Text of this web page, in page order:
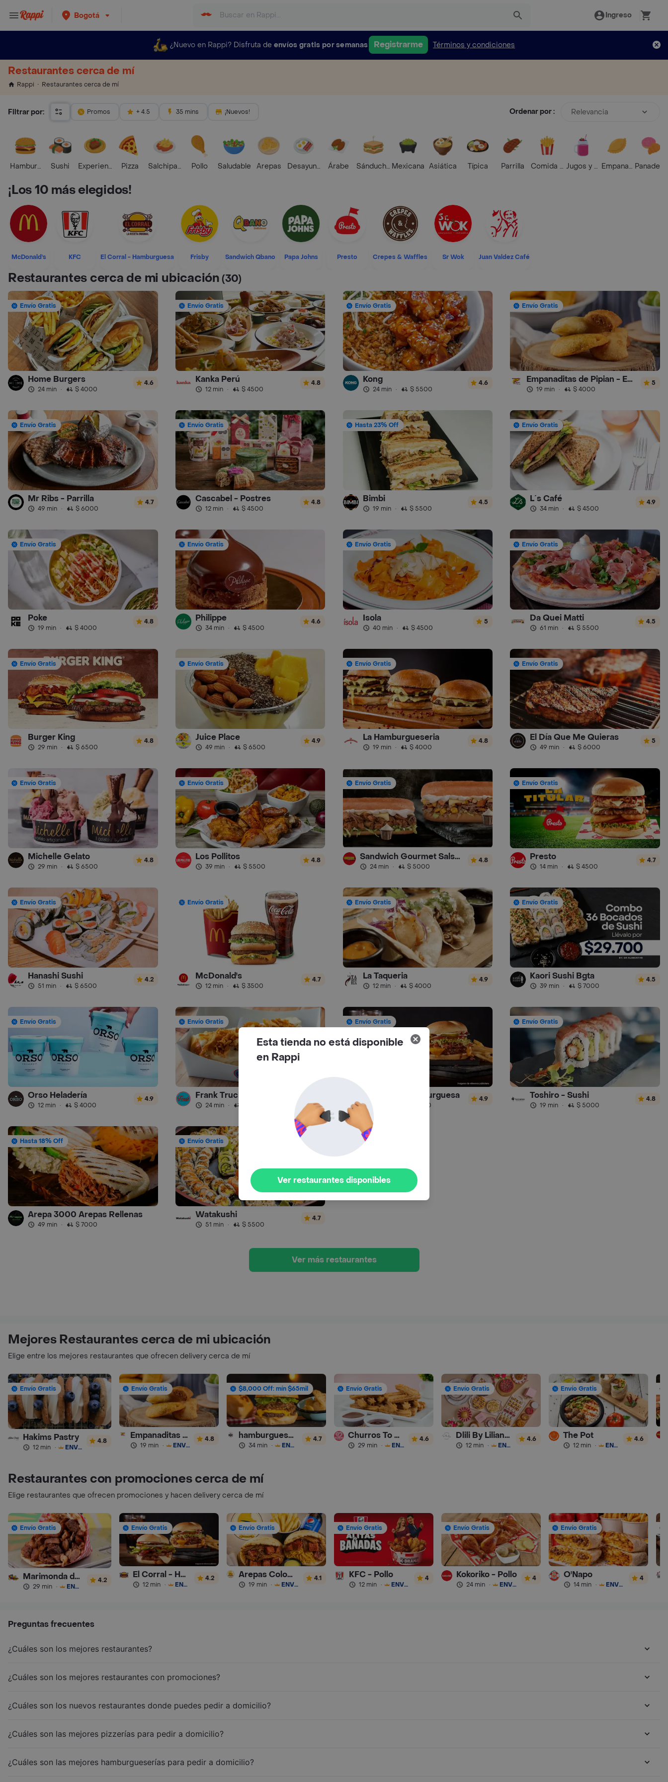
Bogotá Ingreso
¿Nuevo en Rappi? Disfruta de envíos gratis por semanas Registrarme Términos y condiciones
Restaurantes cerca de mí
Rappi Restaurantes cerca de mí
Filtrar por: Promos + 4.5 35 mins ¡Nuevos! Ordenar por : Relevancia
HamburguesaSushi Experiencias Foodies
Pizza Salchipapas Pollo Saludable Arepas Desayunos Árabe SánduchesMexicana Asiática Típica Parrilla Comida RápidaJugos y BatidosEmpanadasPanadería
¡Los 10 más elegidos!
McDonald's KFC El Corral - Hamburguesa Frisby Sandwich Qbano Papa Johns Presto Crepes & Waffles Sr Wok Juan Valdez Café
Restaurantes cerca de mi ubicación(30)
Envío Gratis
Home Burgers
24 min · $ 4000
4.6
Envío Gratis
Kanka Perú
12 min · $ 4500
4.8
Envío Gratis
Kong
24 min · $ 5500
4.6
Envío Gratis
Empanaditas de Pipian - Empanadas
19 min · $ 4000
5
Envío Gratis
Mr Ribs - Parrilla
49 min · $ 6000
4.7
Envío Gratis
Cascabel - Postres
12 min · $ 4500
4.8
Hasta 23% Off
Bimbi
19 min · $ 5500
4.5
Envío Gratis
L´s Café
34 min · $ 4500
4.9
Envío Gratis
Poke
19 min · $ 4000
4.8
Envío Gratis
Philippe
34 min · $ 4500
4.6
Envío Gratis
Isola
40 min · $ 4500
5
Envío Gratis
Da Quei Matti
61 min · $ 5500
4.5
Envío Gratis
Burger King
29 min · $ 6500
4.8
Envío Gratis
Juice Place
49 min · $ 6500
4.9
Envío Gratis
La Hamburgueseria
19 min · $ 4000
4.8
Envío Gratis
El Día Que Me Quieras
49 min · $ 6000
5
Envío Gratis
Michelle Gelato
29 min · $ 6500
4.8
Envío Gratis
Los Pollitos
39 min · $ 5500
4.8
Envío Gratis
Sandwich Gourmet Salsa de Ajo
24 min · $ 5000
4.8
Envío Gratis
Presto
14 min · $ 4500
4.7
Envío Gratis
Hanashi Sushi
51 min · $ 6500
4.2
Envío Gratis
McDonald's
12 min · $ 3500
4.7
Envío Gratis
La Taqueria
12 min · $ 4000
4.9
Envío Gratis
Kaori Sushi Bgta
39 min · $ 7000
4.5
Envío Gratis
Orso Heladería
12 min · $ 4000
4.9
Envío Gratis
Frank Truck
24 min ·
Envío Gratis
El Corral - Hamburguesa
$ 4000
4.9
Envío Gratis
Toshiro - Sushi
19 min · $ 5000
4.8
Hasta 18% Off
Arepa 3000 Arepas Rellenas
49 min · $ 7000
Envío Gratis
Watakushi
51 min · $ 5500
4.7
Ver más restaurantes
Mejores Restaurantes cerca de mi ubicación
Elige entre los mejores restaurantes que ofrecen delivery cerca de mí
Envío Gratis
Hakims Pastry
12 min · ENVÍO GRATIS
4.8
Envío Gratis
Empanaditas de Pipian - Empanadas
19 min · ENVÍO GRATIS
4.8
$8,000 Off: mín $65mil
hamburguesas Rustica (RDC)
34 min · ENVÍO GRATIS
4.7
Envío Gratis
Churros To Go
29 min · ENVÍO GRATIS
4.6
Envío Gratis
Dlili By Liliana Arango
12 min · ENVÍO GRATIS
4.6
Envío Gratis
The Pot
12 min · ENVÍO GRATIS
4.6
Restaurantes con promociones cerca de mí
Elige restaurantes que ofrecen promociones y hacen delivery cerca de mí
Envío Gratis
Marimonda del Mono
29 min · ENVÍO GRATIS
4.2
Envío Gratis
El Corral - Hamburguesa
12 min · ENVÍO GRATIS
4.2
Envío Gratis
Arepas Colombianas Premium
19 min · ENVÍO GRATIS
4.1
Envío Gratis
KFC - Pollo
12 min · ENVÍO GRATIS
4
Envío Gratis
Kokoriko - Pollo
24 min · ENVÍO GRATIS
4
Envío Gratis
O'Napo
14 min · ENVÍO GRATIS
4
Preguntas frecuentes
¿Cuáles son los mejores restaurantes?
¿Cuáles son los mejores restaurantes con promociones?
¿Cuáles son los nuevos restaurantes donde puedes pedir a domicilio?
¿Cuáles son las mejores pizzerías para pedir a domicilio?
¿Cuáles son las mejores hamburgueserías para pedir a domicilio?
Esta tienda no está disponible
en Rappi
Ver restaurantes disponibles